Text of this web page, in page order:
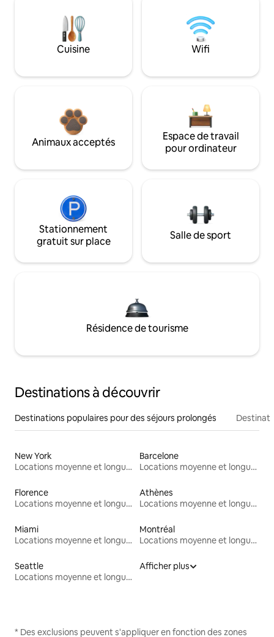
Cuisine Wifi
Animaux acceptés
Espace de travail
pour ordinateur
Stationnement
gratuit sur place
Salle de sport
Résidence de tourisme
Destinations à découvrir
Destinations populaires pour des séjours prolongés
New York
Locations moyenne et longue durée
Barcelone
Locations moyenne et longue durée
Florence
Locations moyenne et longue durée
Athènes
Locations moyenne et longue durée
Miami
Locations moyenne et longue durée
Montréal
Locations moyenne et longue durée
Seattle
Locations moyenne et longue durée
Afficher plus
* Des exclusions peuvent s'appliquer en fonction des zones